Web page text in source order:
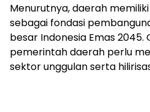
Menurutnya, daerah
sebagai fondasi
besar Indonesia Emas 2045.
pemerintah daerah perlu
sektor unggulan serta